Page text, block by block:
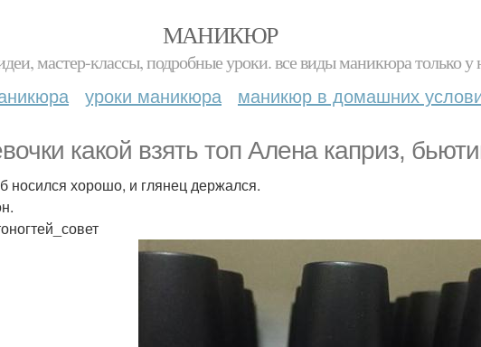
МАНИКЮР
мастер-классы, подробные уроки. все виды маникюра только у
уроки маникюра маникюр в домашних
какой взять топ Алена каприз,
носился хорошо, и глянец держался.